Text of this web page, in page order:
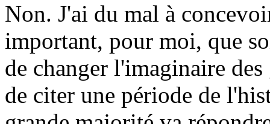
Non. J'ai du mal à
important, pour moi, que
de changer l'imaginaire
de citer une période de